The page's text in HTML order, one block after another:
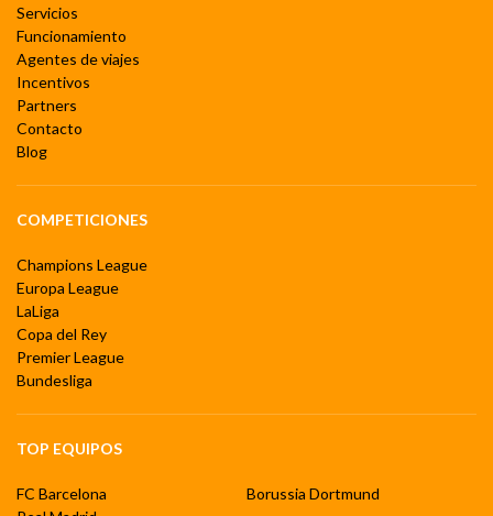
Servicios
Funcionamiento
Agentes de viajes
Incentivos
Partners
Contacto
Blog
COMPETICIONES
Champions League
Europa League
LaLiga
Copa del Rey
Premier League
Bundesliga
TOP EQUIPOS
FC Barcelona
Borussia Dortmund